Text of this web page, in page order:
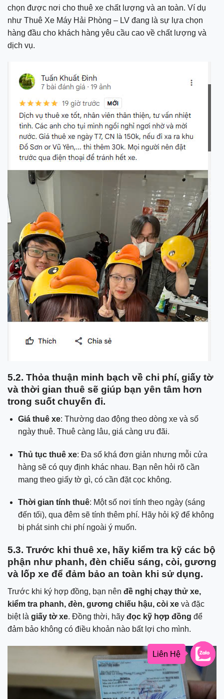
chọn được nơi cho thuê xe chất lượng và an toàn. Ví dụ
như Thuê Xe Máy Hải Phòng – LV đang là sự lựa chọn
hàng đầu cho khách hàng yêu cầu cao về chất lượng và
dịch vụ.
5.2. Thỏa thuận minh bạch về chi phí, giấy tờ
và thời gian thuê sẽ giúp bạn yên tâm hơn
trong suốt chuyến đi.
Giá thuê xe: Thường dao động theo dòng xe và số
ngày thuê. Thuê càng lâu, giá càng ưu đãi.
Thủ tục thuê xe: Đa số khá đơn giản nhưng mỗi cửa
hàng sẽ có quy định khác nhau. Bạn nên hỏi rõ cần
mang theo giấy tờ gì, có cần đặt cọc không.
Thời gian tính thuê: Một số nơi tính theo ngày (sáng
đến tối), qua đêm sẽ tính thêm phí. Hãy hỏi kỹ để không
bị phát sinh chi phí ngoài ý muốn.
5.3. Trước khi thuê xe, hãy kiểm tra kỹ các bộ
phận như phanh, đèn chiếu sáng, còi, gương
và lốp xe để đảm bảo an toàn khi sử dụng.
Trước khi ký hợp đồng, bạn nên đề nghị chạy thử xe,
kiểm tra phanh, đèn, gương chiếu hậu, còi xe và đặc
biệt là giấy tờ xe. Đồng thời, hãy đọc kỹ hợp đồng để
đảm bảo không có điều khoản nào bất lợi cho mình.
Liên Hệ